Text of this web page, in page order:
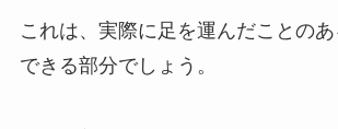
これは、実際に足を運んだことの
できる部分でしょう。